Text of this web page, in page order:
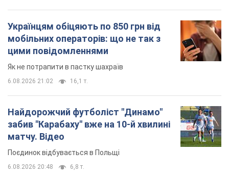
Українцям обіцяють по 850 грн від
мобільних операторів: що не так з
цими повідомленнями
Як не потрапити в пастку шахраїв
6.08.2026 21:02 16,1 т.
Найдорожчий футболіст "Динамо"
забив "Карабаху" вже на 10-й хвилині
матчу. Відео
Поєдинок відбувається в Польщі
6.08.2026 20:48 6,8 т.